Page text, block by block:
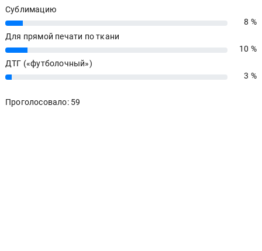
Сублимацию
8%
8 %
Для прямой печати по ткани
10%
10 %
ДТГ («футболочный»)
3% 3 %
Проголосовало: 59